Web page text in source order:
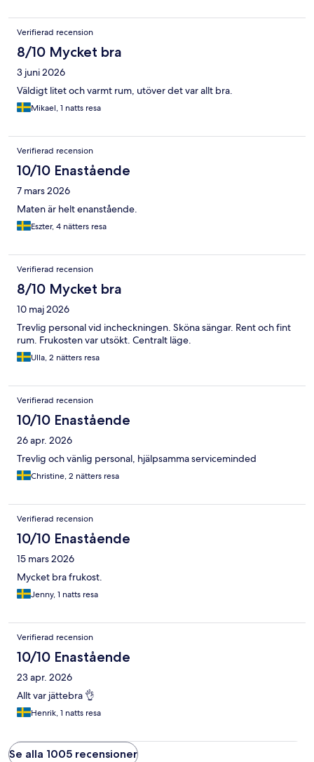
Verifierad recension
8/10 Mycket bra
3 juni 2026
Väldigt litet och varmt rum, utöver det var allt bra.
Mikael, 1 natts resa
Verifierad recension
10/10 Enastående
7 mars 2026
Maten är helt enanstående.
Eszter, 4 nätters resa
Verifierad recension
8/10 Mycket bra
10 maj 2026
Trevlig personal vid incheckningen. Sköna sängar. Rent och fint
rum. Frukosten var utsökt. Centralt läge.
Ulla, 2 nätters resa
Verifierad recension
10/10 Enastående
26 apr. 2026
Trevlig och vänlig personal, hjälpsamma serviceminded
Christine, 2 nätters resa
Verifierad recension
10/10 Enastående
15 mars 2026
Mycket bra frukost.
Jenny, 1 natts resa
Verifierad recension
10/10 Enastående
23 apr. 2026
Allt var jättebra 👌
Henrik, 1 natts resa
Se alla 1005 recensioner